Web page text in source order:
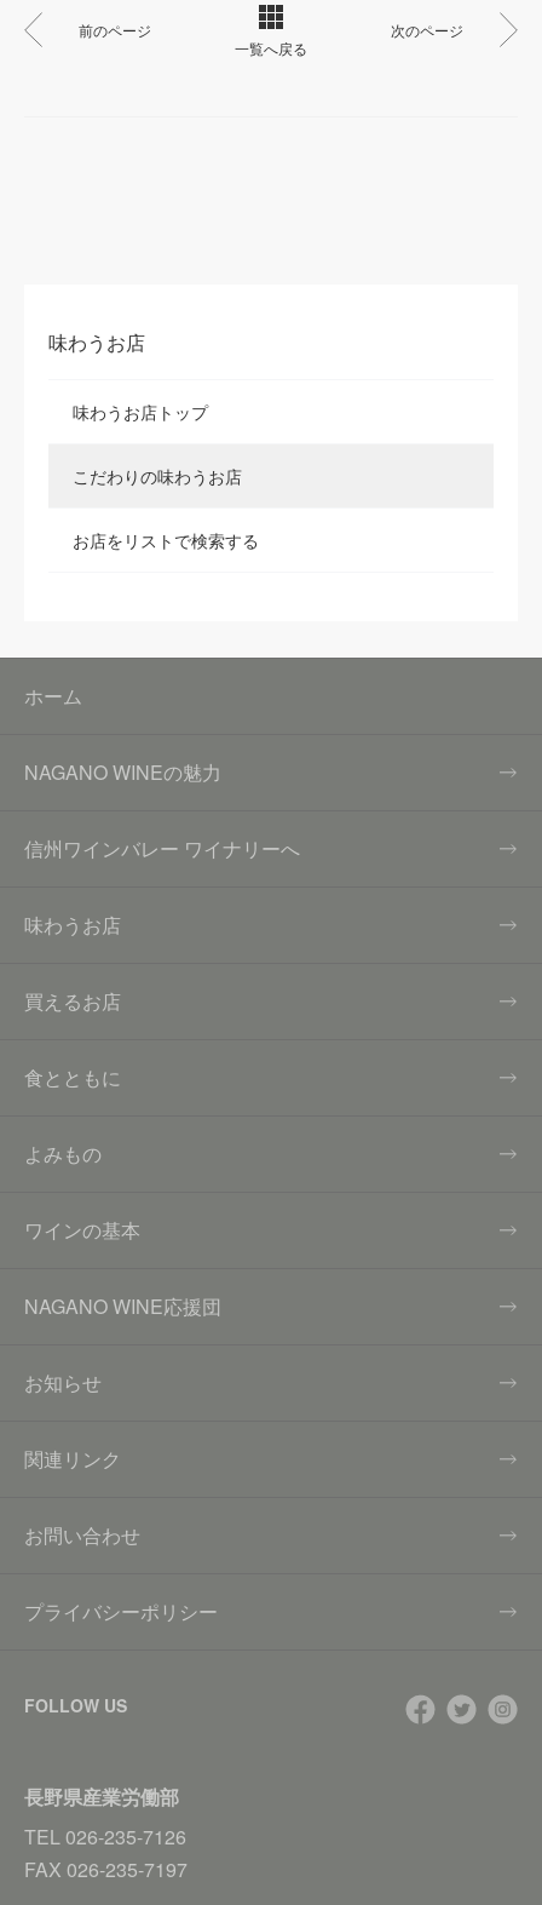
味わうお店
味わうお店トップ
こだわりの味わうお店
お店をリストで検索する
前のページ
一覧へ戻る
次のページ
ホーム
NAGANO WINEの魅力
信州ワインバレー ワイナリーへ
味わうお店
買えるお店
食とともに
よみもの
ワインの基本
NAGANO WINE応援団
お知らせ
関連リンク
お問い合わせ
プライバシーポリシー
FOLLOW US
長野県産業労働部
TEL 026-235-7126
FAX 026-235-7197